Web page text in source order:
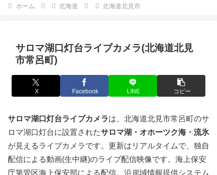
ホーム 北海道 北海道北見市
サロマ湖口灯台ライブカメラ(北海道北見
市常呂町)
X Facebook LINE コピー
サロマ湖口灯台ライブカメラは、北海道北見市常呂町のサ
ロマ湖口灯台に設置されたサロマ湖・オホーツク海・流氷
が見えるライブカメラです。更新はリアルタイムで、独自
配信による動画(生中継)のライブ配信映像です。海上保安
庁第管区海上保安部による配信。沿岸域情報提供システム